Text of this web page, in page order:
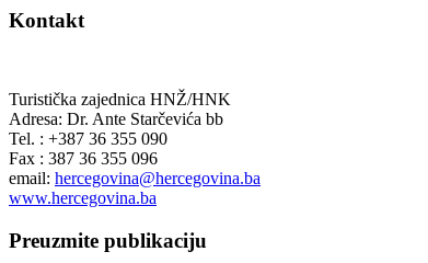
Kontakt
Turistička zajednica HNŽ/HNK
Adresa: Dr. Ante Starčevića bb
Tel. : +387 36 355 090
Fax : 387 36 355 096
email: hercegovina@hercegovina.ba
www.hercegovina.ba
Preuzmite publikaciju